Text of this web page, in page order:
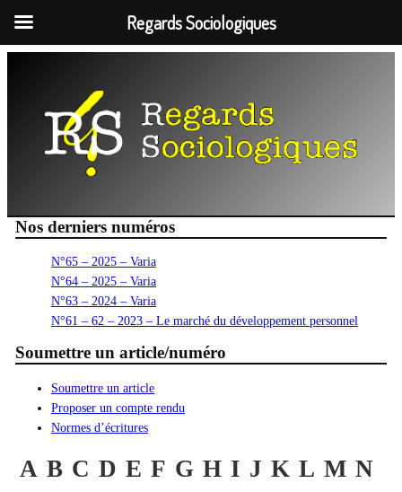
Nos derniers numéros
N°65 – 2025 – Varia
N°64 – 2025 – Varia
N°63 – 2024 – Varia
N°61 – 62 – 2023 – Le marché du développement personnel
Soumettre un article/numéro
Soumettre un article
Proposer un compte rendu
Normes d’écritures
A B C D E F G H I J K L M N
Regards Sociologiques